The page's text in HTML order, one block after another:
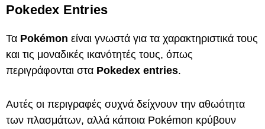
Pokedex Entries
Τα Pokémon είναι γνωστά για τα χαρακτηριστικά τους
και τις μοναδικές ικανότητές τους, όπως
περιγράφονται στα Pokedex entries.
Αυτές οι περιγραφές συχνά δείχνουν την αθωότητα
των πλασμάτων, αλλά κάποια Pokémon κρύβουν